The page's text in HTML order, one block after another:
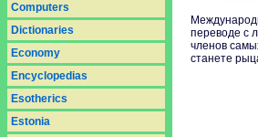
Computers
Dictionaries
Economy
Encyclopedias
Esotherics
Estonia
переводе с
членов
станете